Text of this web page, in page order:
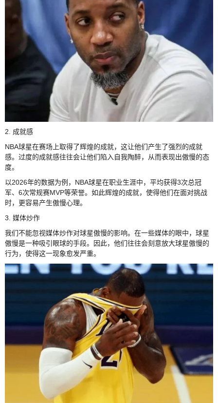
2. 成就感
NBA球星在赛场上取得了辉煌的成就，这让他们产生了强烈的成就
感。过度的成就感往往会让他们陷入自我陶醉，从而表现出傲慢的态
度。
以2026年的数据为例，NBA球星在职业生涯中，平均获得3次总冠
军、6次常规赛MVP等荣誉。如此辉煌的成就，使得他们在面对挑战
时，更容易产生傲慢心理。
3. 媒体炒作
我们不能忽视媒体炒作对球星傲慢的影响。在一些媒体的眼中，球星
傲慢是一种吸引眼球的手段。因此，他们往往会刻意放大球星傲慢的
行为，使得这一现象愈发严重。